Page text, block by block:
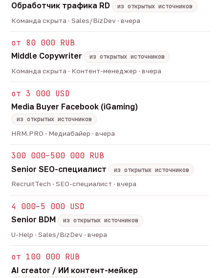
Обработчик трафика RD
из открытых источников
Команда скрыта · Sales/BizDev · вчера
от 80 000 RUB
Middle Copywriter
из открытых источников
Команда скрыта · Контент-менеджер · вчера
от 3 000 USD
Media Buyer Facebook (iGaming)
из открытых источников
HRM.PRO · Медиабайер · вчера
300 000–500 000 RUB
Senior SEO-специалист
из открытых источников
RecruitTech · SEO-специалист · вчера
4 000–5 000 USD
Senior BDM
из открытых источников
U-Help · Sales/BizDev · вчера
от 100 000 RUB
AI creator / ИИ контент-мейкер